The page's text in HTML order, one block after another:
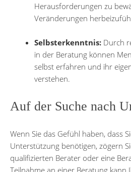
Herausforderungen zu
Veränderungen
Selbsterkenntnis: Durch
in der Beratung können
selbst erfahren und ihr
verstehen.
Auf der Suche nach
Wenn Sie das Gefühl haben, dass
Unterstützung benötigen, zögern
qualifizierten Berater oder eine
Teilnahme an einer Beratung kann